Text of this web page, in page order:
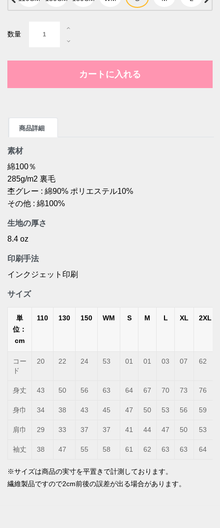
数量
カートに入れる
商品詳細
素材
綿100％
285g/m2 裏毛
杢グレー : 綿90% ポリエステル10%
その他 : 綿100%
生地の厚さ
8.4 oz
印刷手法
インクジェット印刷
サイズ
単
位：
cm
110 130 150 WM S M L XL 2XL
コー
ド
20 22 24 53 01 01 03 07 62
身丈 43 50 56 63 64 67 70 73 76
身巾 34 38 43 45 47 50 53 56 59
肩巾 29 33 37 37 41 44 47 50 53
袖丈 38 47 55 58 61 62 63 63 64
※サイズは商品の実寸を平置きで計測しております。
繊維製品ですので2cm前後の誤差が出る場合があります。